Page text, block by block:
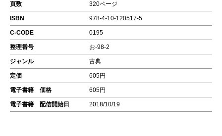
頁数 320ページ
ISBN 978-4-10-120517-5
C-CODE 0195
整理番号 お-98-2
ジャンル 古典
定価 605円
電子書籍 価格 605円
電子書籍 配信開始日 2018/10/19